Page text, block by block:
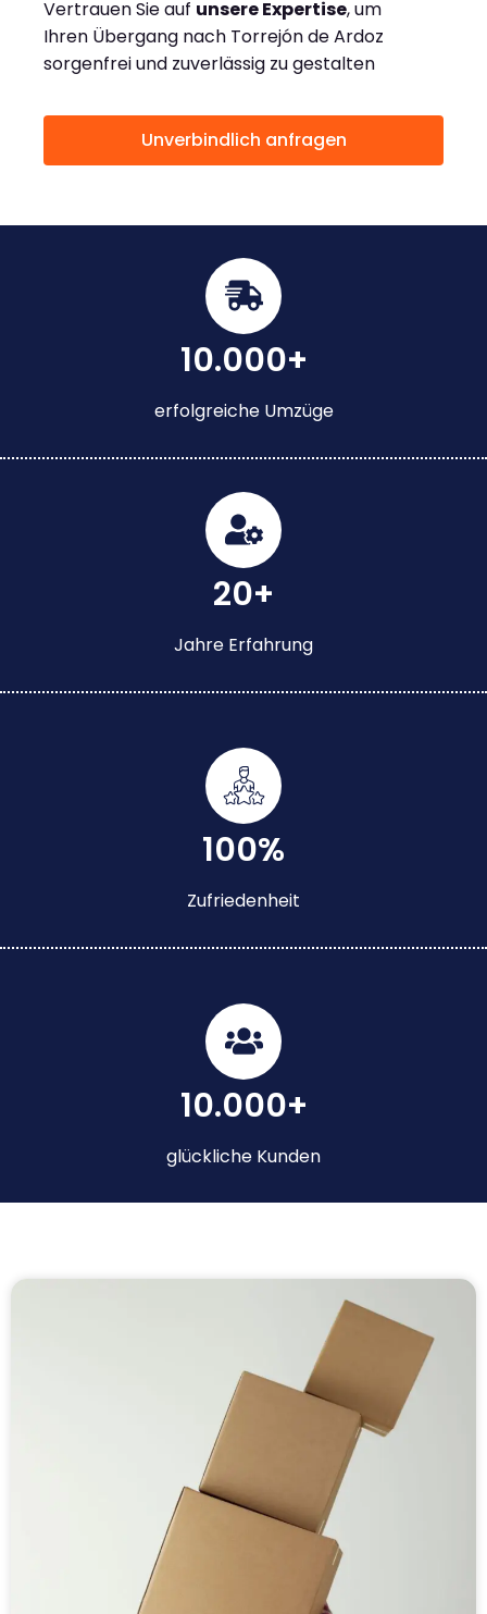
Vertrauen Sie auf unsere Expertise, um
Ihren Übergang nach Torrejón de Ardoz
sorgenfrei und zuverlässig zu gestalten
Unverbindlich anfragen
10.000+
erfolgreiche Umzüge
20+
Jahre Erfahrung
100%
Zufriedenheit
10.000+
glückliche Kunden